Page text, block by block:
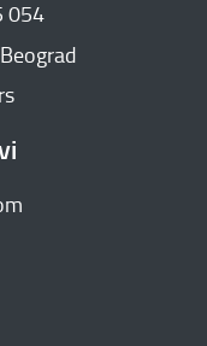
054